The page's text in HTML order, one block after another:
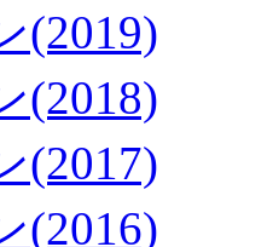
(2019)
(2018)
(2017)
(2016)